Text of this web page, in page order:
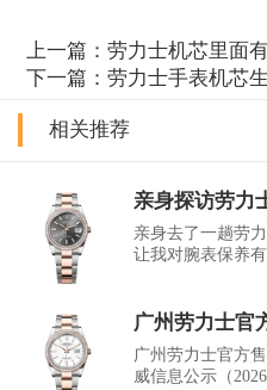
上一篇：劳力士机芯里面
下一篇：劳力士手表机芯
相关推荐
亲身探访劳力
亲身去了一趟劳
让我对腕表保养有
广州劳力士官
广州劳力士官方
威信息公示（